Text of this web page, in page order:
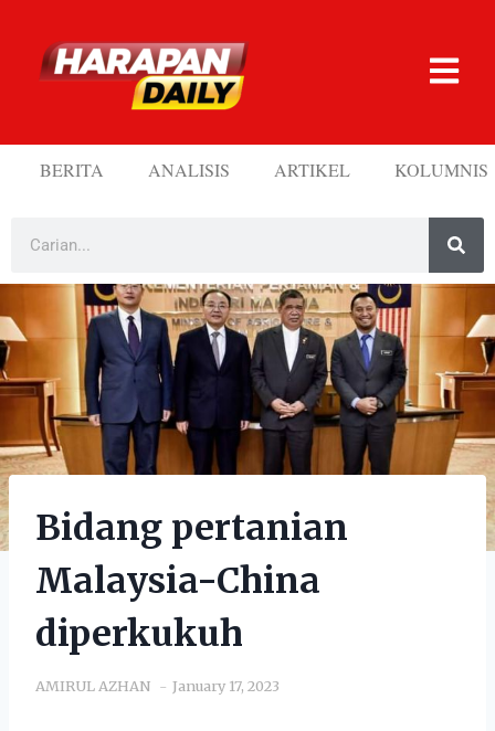
BERITA ANALISIS ARTIKEL KOLUMNIS
Bidang pertanian
Malaysia-China
diperkukuh
AMIRUL AZHAN January 17, 2023